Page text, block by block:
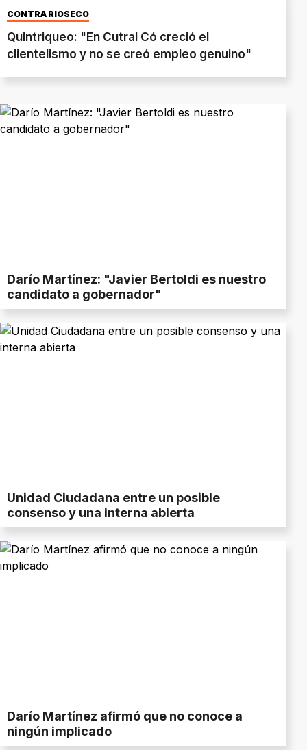
CONTRA RIOSECO
Quintriqueo: "En Cutral Có creció el
clientelismo y no se creó empleo genuino"
Darío Martínez: "Javier Bertoldi es nuestro
candidato a gobernador"
Unidad Ciudadana entre un posible
consenso y una interna abierta
Darío Martínez afirmó que no conoce a
ningún implicado